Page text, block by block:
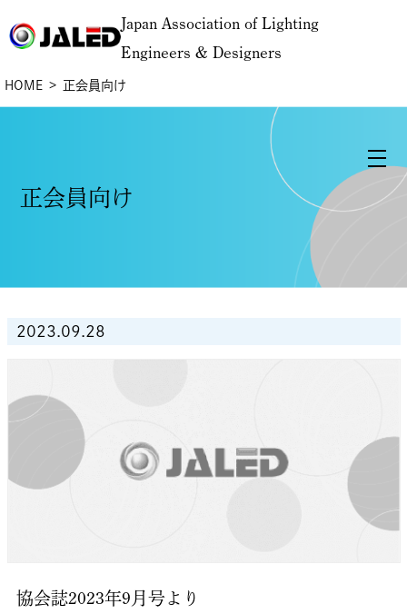
Japan Association of Lighting
Engineers & Designers
HOME 正会員向け
正会員向け
2023.09.28
協会誌2023年9月号より